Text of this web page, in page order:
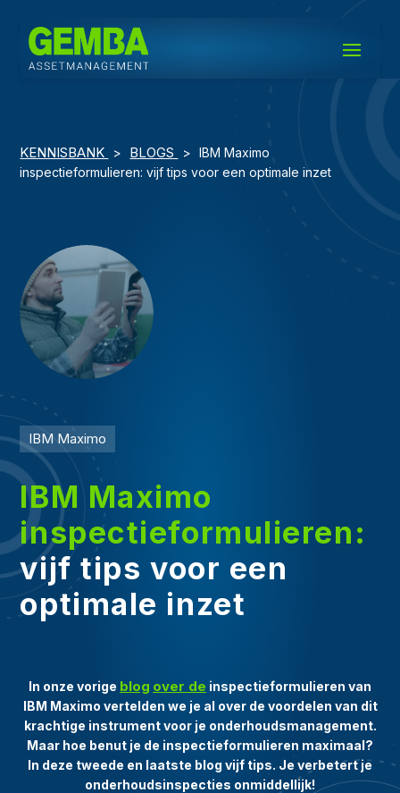
KENNISBANK > BLOGS >
IBM Maximo
inspectieformulieren: vijf tips voor een optimale inzet
IBM Maximo
IBM Maximo
inspectieformulieren:
vijf tips voor een
optimale inzet
In onze vorige blog over de inspectieformulieren van
IBM Maximo vertelden we je al over de voordelen van dit
krachtige instrument voor je onderhoudsmanagement.
Maar hoe benut je de inspectieformulieren maximaal?
In deze tweede en laatste blog vijf tips. Je verbetert je
onderhoudsinspecties onmiddellijk!